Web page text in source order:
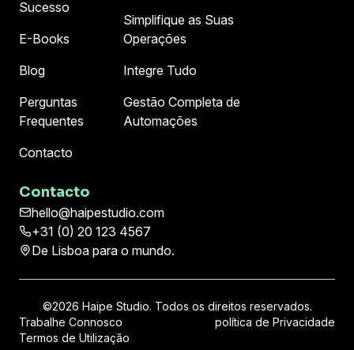
Sucesso
E-Books
Blog
Perguntas
Frequentes
Contacto
Simplifique as Suas
Operações
Integre Tudo
Gestão Completa de
Automações
Contacto
hello@haipestudio.com
+31 (0) 20 123 4567
De Lisboa para o mundo.
©2026 Haipe Studio. Todos os direitos reservados.
Trabalhe Connosco
política de Privacidade
Termos de Utilização